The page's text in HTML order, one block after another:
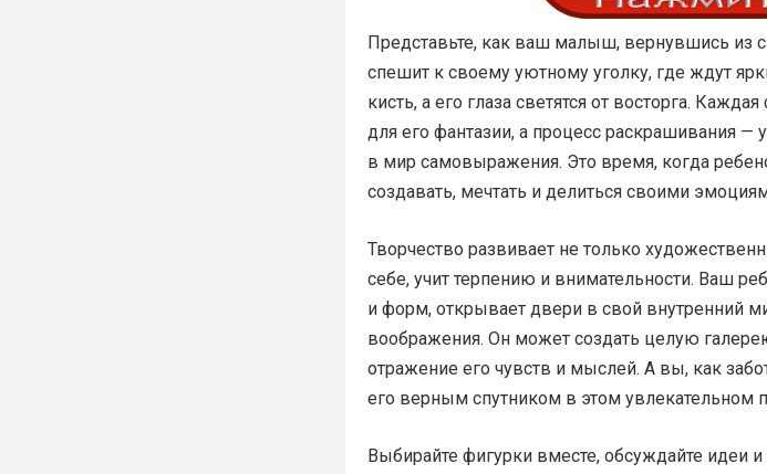
Представьте, как ваш малыш, вернувшись из
спешит к своему уютному уголку, где ждут
кисть, а его глаза светятся от восторга.
для его фантазии, а процесс раскрашивания
в мир самовыражения. Это время, когда
создавать, мечтать и делиться своими
Творчество развивает не только
себе, учит терпению и внимательности. Ваш
и форм, открывает двери в свой внутренний
воображения. Он может создать целую
отражение его чувств и мыслей. А вы, как
его верным спутником в этом увлекательном
Выбирайте фигурки вместе, обсуждайте идеи